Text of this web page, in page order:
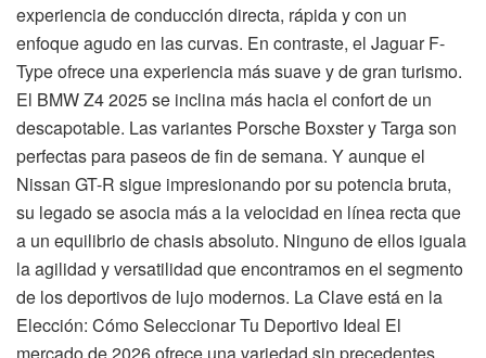
experiencia de conducción directa, rápida y con un
enfoque agudo en las curvas. En contraste, el Jaguar F-
Type ofrece una experiencia más suave y de gran turismo.
El BMW Z4 2025 se inclina más hacia el confort de un
descapotable. Las variantes Porsche Boxster y Targa son
perfectas para paseos de fin de semana. Y aunque el
Nissan GT-R sigue impresionando por su potencia bruta,
su legado se asocia más a la velocidad en línea recta que
a un equilibrio de chasis absoluto. Ninguno de ellos iguala
la agilidad y versatilidad que encontramos en el segmento
de los deportivos de lujo modernos. La Clave está en la
Elección: Cómo Seleccionar Tu Deportivo Ideal El
mercado de 2026 ofrece una variedad sin precedentes,